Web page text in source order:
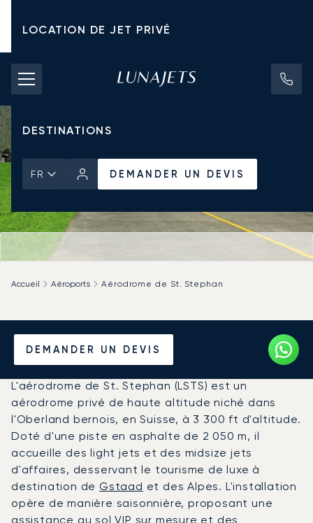
LOCATION DE JET PRIVÉ
TARIFS D'AFFRÈTEMENT
JETS PRIVÉS
DESTINATIONS
FR DEMANDER UN DEVIS
DEMANDER UN DEVIS
Accueil Aéroports Aérodrome de St. Stephan
Louer un Jet Privé de/vers
l'Aérodrome de St. Stephan
L'aérodrome de St. Stephan (LSTS) est un
aérodrome privé de haute altitude niché dans
l'Oberland bernois, en Suisse, à 3 300 ft d'altitude.
Doté d'une piste en asphalte de 2 050 m, il
accueille des light jets et des midsize jets
d'affaires, desservant le tourisme de luxe à
destination deGstaad et des Alpes. L'installation
opère de manière saisonnière, proposant une
assistance au sol VIP sur mesure et des